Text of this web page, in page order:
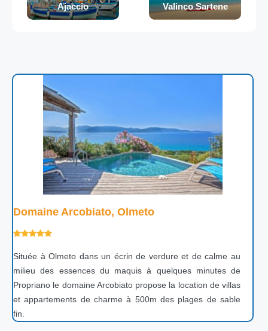
Ajaccio Valinco Sartene
Domaine Arcobiato, Olmeto
Située à Olmeto dans un écrin de verdure et de calme au
milieu des essences du maquis à quelques minutes de
Propriano le domaine Arcobiato propose la location de villas
et appartements de charme à 500m des plages de sable
fin.